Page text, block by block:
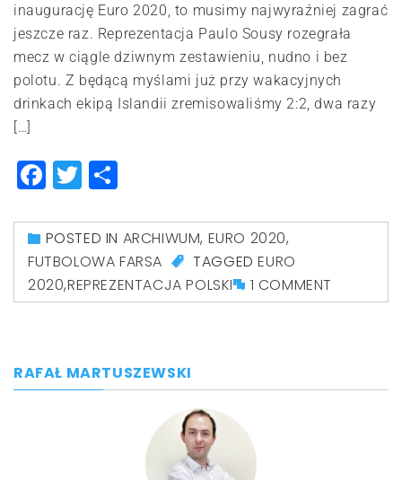
inaugurację Euro 2020, to musimy najwyraźniej zagrać
jeszcze raz. Reprezentacja Paulo Sousy rozegrała
mecz w ciągle dziwnym zestawieniu, nudno i bez
polotu. Z będącą myślami już przy wakacyjnych
drinkach ekipą Islandii zremisowaliśmy 2:2, dwa razy
[…]
Facebook
Twitter
POSTED IN ARCHIWUM, EURO 2020,
FUTBOLOWA FARSA
TAGGEDEURO
2020,REPREZENTACJA POLSKI 1 COMMENT
RAFAŁ MARTUSZEWSKI